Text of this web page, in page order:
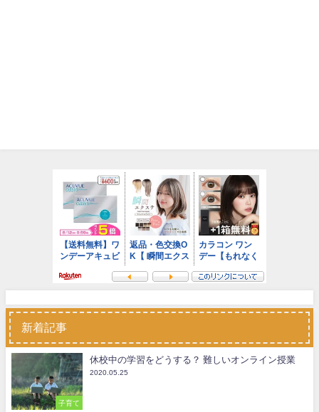
新着記事
子育て
休校中の学習をどうする？ 難しいオンライン授業
2020.05.25